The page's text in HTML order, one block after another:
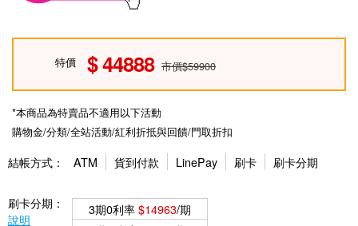
特價 44888 市價$59900
*本商品為特賣品不適用以下活動
購物金/分類/全站活動/紅利折抵與回饋/門取折扣
結帳方式： ATM 貨到付款 LinePay 刷卡 刷卡分期
刷卡分期：
說明
3期0利率$14963/期